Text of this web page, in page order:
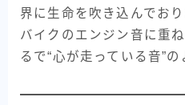
界に生命を吹き込んでおり
バイクのエンジン音に重
るで“心が走っている音”